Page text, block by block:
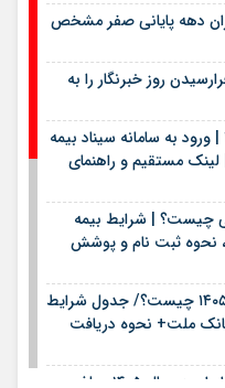
دهه پایانی صفر مشخص
روز خبرنگار را به
بیمه معلم سیناد ۱۴۰۵ | ورود به سامانه سیناد بیمه
مستقیم و راهنمای
چیست؟ | شرایط بیمه
درمانی، نحوه ثبت نام و پوشش
نیک وام بانک ملت ۱۴۰۵ چیست؟/ جدول شرایط
ملت+ نحوه دریافت
شرایط وام بانک مهر ایران در سال ۱۴۰۵؛ مبلغ،